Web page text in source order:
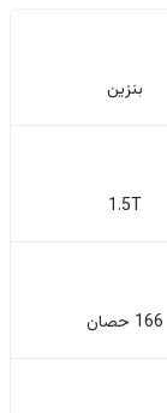
بنزين
1.5T
166 حصان